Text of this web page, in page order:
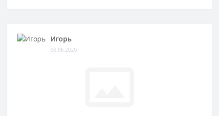
Игорь
08.05.2020